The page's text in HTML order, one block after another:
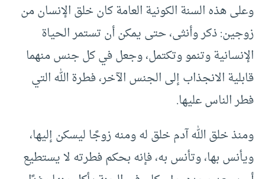
وعلى هذه السنة الكونية العامة كان خلق الإنسان من
زوجين: ذكر وأنثى، حتى يمكن أن تستمر الحياة
الإنسانية وتنمو وتكتمل، وجعل في كل جنس منهما
قابلية الانجذاب إلى الجنس الآخر، فطرة الله التي
فطر الناس عليها.
ومنذ خلق الله آدم خلق له ومنه زوجًا ليسكن إليها،
ويأنس بها، وتأنس به، فإنه بحكم فطرته لا يستطيع